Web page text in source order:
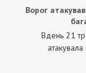
Ворог
Вдень 21